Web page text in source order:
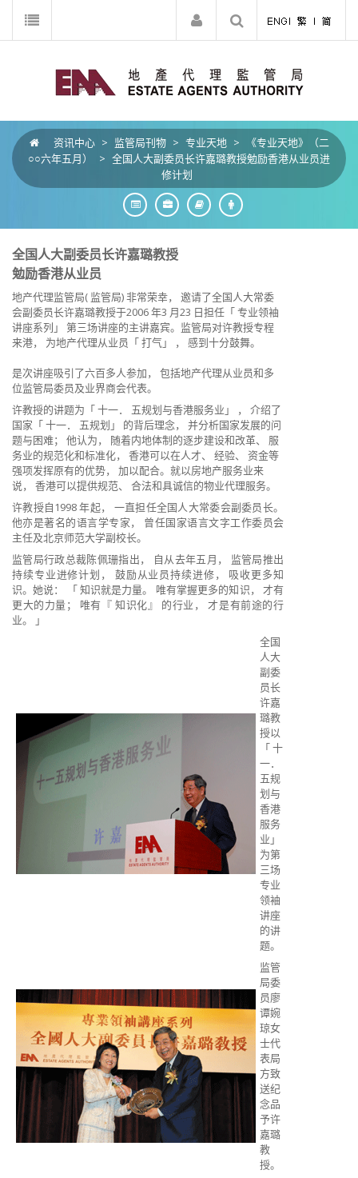
资讯中心 > 监管局刊物 > 专业天地 >
《专业天地》（二
○○六年五月）
> 全国人大副委员长许嘉璐教授勉励香港从业员进
修计划
全国人大副委员长许嘉璐教授
勉励香港从业员
地产代理监管局( 监管局) 非常荣幸， 邀请了全国人大常委
会副委员长许嘉璐教授于2006 年3 月23 日担任「 专业领袖
讲座系列」 第三场讲座的主讲嘉宾。监管局对许教授专程
来港， 为地产代理从业员「 打气」 ， 感到十分鼓舞。
是次讲座吸引了六百多人参加， 包括地产代理从业员和多
位监管局委员及业界商会代表。
许教授的讲题为「 十一． 五规划与香港服务业」 ， 介绍了
国家「 十一． 五规划」 的背后理念， 并分析国家发展的问
题与困难； 他认为， 随着内地体制的逐步建设和改革、 服
务业的规范化和标准化， 香港可以在人才、 经验、 资金等
强项发挥原有的优势， 加以配合。就以房地产服务业来
说， 香港可以提供规范、 合法和具诚信的物业代理服务。
许教授自1998 年起， 一直担任全国人大常委会副委员长。
他亦是著名的语言学专家， 曾任国家语言文字工作委员会
主任及北京师范大学副校长。
监管局行政总裁陈佩珊指出， 自从去年五月， 监管局推出
持续专业进修计划， 鼓励从业员持续进修， 吸收更多知
识。她说： 「 知识就是力量。 唯有掌握更多的知识， 才有
更大的力量； 唯有『 知识化』 的行业， 才是有前途的行
业。 」
全国
人大
副委
员长
许嘉
璐教
授以
「 十
一．
五规
划与
香港
服务
业」
为第
三场
专业
领袖
讲座
的讲
题。
监管
局委
员廖
谭婉
琼女
士代
表局
方致
送纪
念品
予许
嘉璐
教
授。